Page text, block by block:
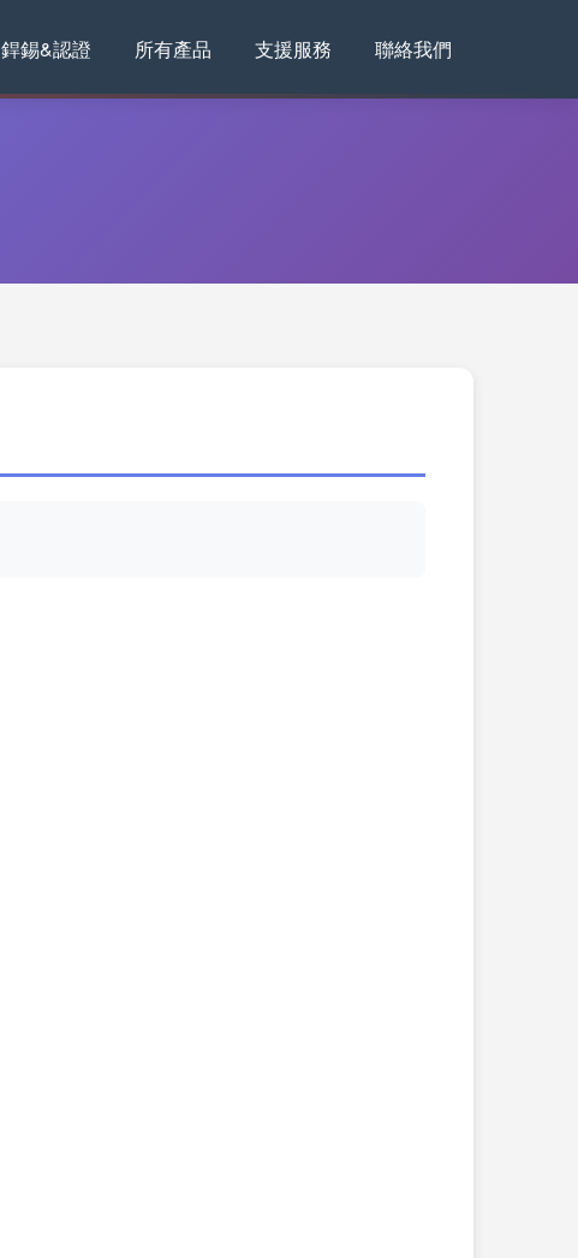
銲錫&認證 所有產品 支援服務 聯絡我們